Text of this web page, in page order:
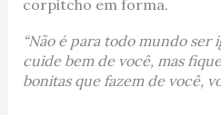
corpitcho em forma.
“Não é para todo mundo ser
cuide bem de você, mas
bonitas que fazem de você,